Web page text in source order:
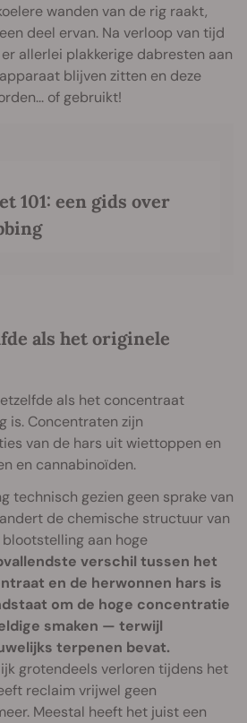
wanden van de rig raakt,
deel ervan. Na verloop van tijd
allerlei plakkerige dabresten aan
blijven zitten en deze
of gebruikt!
101: een gids over
als het originele
als het concentraat
is. Concentraten zijn
van de hars uit wiettoppen en
en cannabinoïden.
technisch gezien geen sprake van
de chemische structuur van
aan hoge
verschil tussen het
en de herwonnen hars is
om de hoge concentratie
smaken — terwijl
terpenen bevat.
grotendeels verloren tijdens het
reclaim vrijwel geen
Meestal heeft het juist een